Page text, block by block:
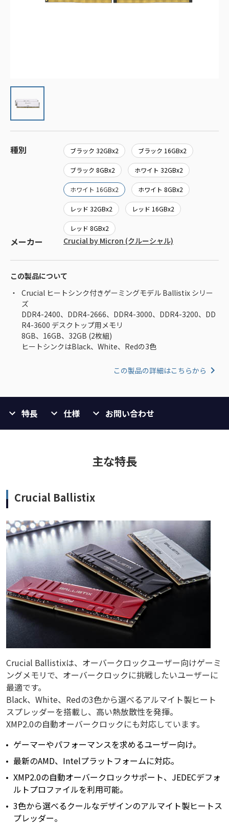
種別 ブラック 32GBx2 ブラック 16GBx2
ブラック 8GBx2 ホワイト 32GBx2
ホワイト 16GBx2 ホワイト 8GBx2
レッド 32GBx2 レッド 16GBx2
レッド 8GBx2
メーカー Crucial by Micron (クルーシャル)
この製品について
Crucial ヒートシンク付きゲーミングモデル Ballistix シリー
ズ
DDR4-2400、DDR4-2666、DDR4-3000、DDR4-3200、DD
R4-3600 デスクトップ用メモリ
8GB、16GB、32GB (2枚組)
ヒートシンクはBlack、White、Redの3色
この製品の詳細はこちらから
特長 仕様 お問い合わせ
主な特長
Crucial Ballistix
Crucial Ballistixは、オーバークロックユーザー向けゲーミ
ングメモリで、オーバークロックに挑戦したいユーザーに
最適です。
Black、White、Redの3色から選べるアルマイト製ヒート
スプレッダーを搭載し、高い熱放散性を発揮。
XMP2.0の自動オーバークロックにも対応しています。
ゲーマーやパフォーマンスを求めるユーザー向け。
最新のAMD、Intelプラットフォームに対応。
XMP2.0の自動オーバークロックサポート、JEDECデフォ
ルトプロファイルを利用可能。
3色から選べるクールなデザインのアルマイト製ヒートス
プレッダー。